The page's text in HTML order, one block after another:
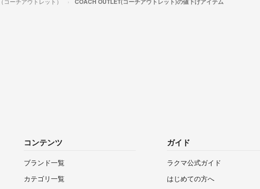
コンテンツ
ブランド一覧
カテゴリ一覧
ガイド
ラクマ公式ガイド
はじめての方へ